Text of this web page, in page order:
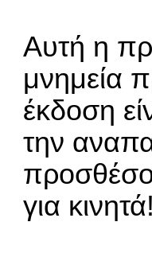
Αυτή η
μνημεία
έκδοση
την
για κινητά!